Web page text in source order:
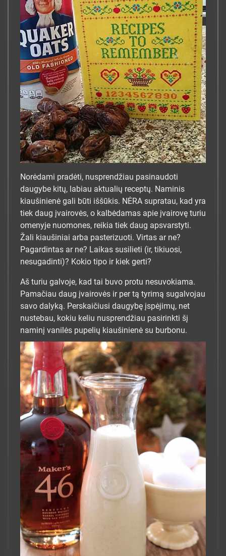
Norėdami pradėti, nusprendžiau pasinaudoti
daugybe kitų, labiau aktualių receptų. Naminis
kiaušinienė gali būti iššūkis. NĖRA supratau, kad yra
tiek daug įvairovės, o kalbėdamas apie įvairovę turiu
omenyje nuomones, reikia tiek daug apsvarstyti.
Žali kiaušiniai arba pasterizuoti. Virtas ar ne?
Pagardintas ar ne? Laikas susilieti (ir, tikiuosi,
nesugadinti)? Kokio tipo ir kiek gerti?
Aš turiu galvoje, kad tai buvo protu nesuvokiama.
Pamačiau daug įvairovės ir per tą tyrimą sugalvojau
savo dalyką. Perskaičiusi daugybę įspėjimų, net
nustebau, kokiu keliu nusprendžiau pasirinkti šį
naminį vanilės pupelių kiaušinienė su burbonu.